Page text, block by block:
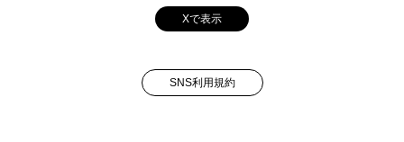
Xで表示
SNS利用規約